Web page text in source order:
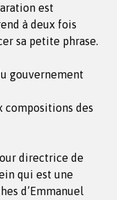
est
à deux fois
sa petite phrase.
gouvernement
compositions des
directrice de
qui est une
d’Emmanuel